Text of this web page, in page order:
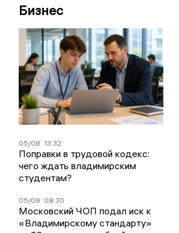
Бизнес
05/08 13:32
Поправки в трудовой кодекс:
чего ждать владимирским
студентам?
05/08 08:30
Московский ЧОП подал иск к
«Владимирскому стандарту»